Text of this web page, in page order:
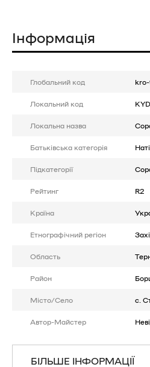
Інформація
Глобальний код
Локальний код
Локальна назва
Батькiвська категорія
Підкатегорії
Рейтинг R2
Країна
Етнографічний регіон
Область
Район
Місто/Село с.
Автор-Майстер
БІЛЬШЕ ІНФОРМАЦІЇ